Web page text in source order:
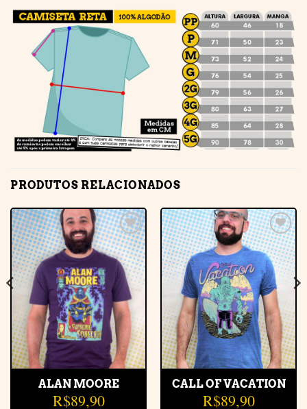
PRODUTOS RELACIONADOS
Adicionar
à lista de
desejos
ALAN MOORE
R$89,90
Adicionar
à lista de
desejos
CALL OF VACATION
R$89,90